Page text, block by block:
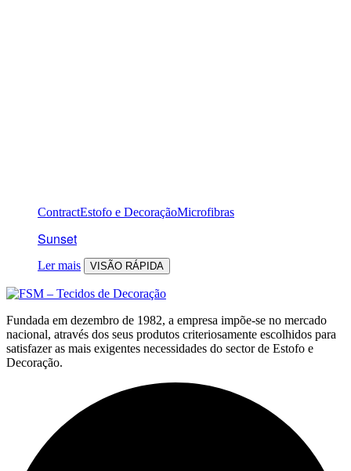
ContractEstofo e DecoraçãoMicrofibras
Sunset
Ler mais VISÃO RÁPIDA
Fundada em dezembro de 1982, a empresa impõe-se no mercado
nacional, através dos seus produtos criteriosamente escolhidos para
satisfazer as mais exigentes necessidades do sector de Estofo e
Decoração.